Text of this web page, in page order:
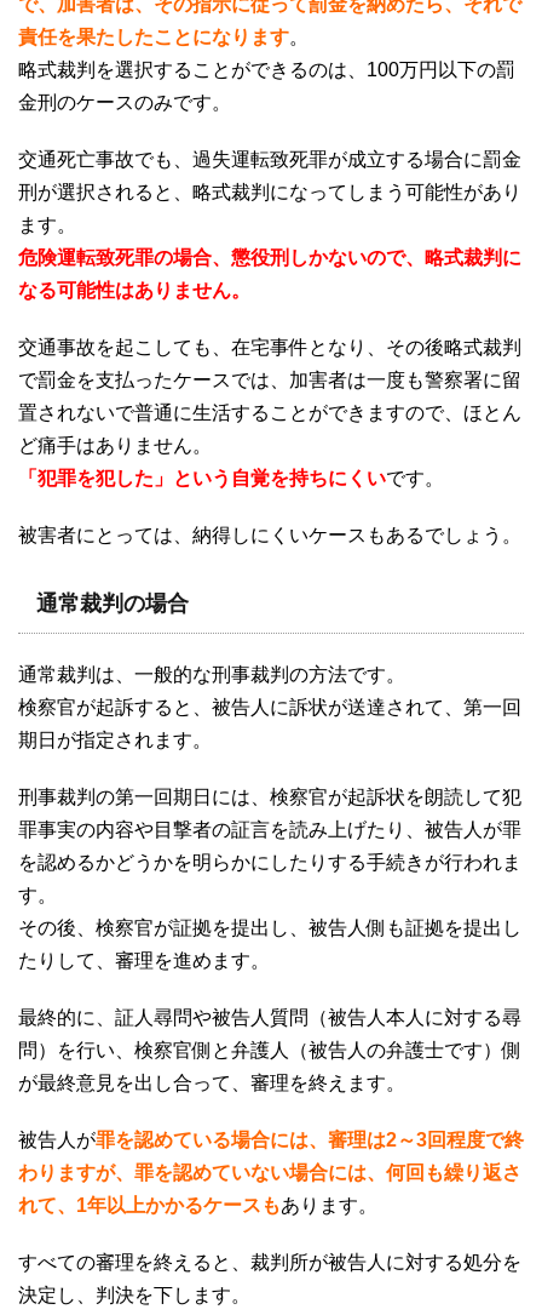
で、加害者は、その指示に従って罰金を納めたら、それで
責任を果たしたことになります。
略式裁判を選択することができるのは、 100万円以下の罰
金刑のケースのみです。
交通死亡事故でも、過失運転致死罪が成立する場合に罰金
刑が選択されると、略式裁判になってしまう可能性があり
ます。
危険運転致死罪の場合、懲役刑しかないので、略式裁判に
なる可能性はありません。
交通事故を起こしても、在宅事件となり、その後略式裁判
で罰金を支払ったケースでは、加害者は一度も警察署に留
置されないで普通に生活することができますので、ほとん
ど痛手はありません。
「犯罪を犯した」という自覚を持ちにくいです。
被害者にとっては、納得しにくいケースもあるでしょう。
通常裁判の場合
通常裁判は、一般的な刑事裁判の方法です。
検察官が起訴すると、被告人に訴状が送達されて、第一回
期日が指定されます。
刑事裁判の第一回期日には、検察官が起訴状を朗読して犯
罪事実の内容や目撃者の証言を読み上げたり、被告人が罪
を認めるかどうかを明らかにしたりする手続きが行われま
す。
その後、検察官が証拠を提出し、被告人側も証拠を提出し
たりして、審理を進めます。
最終的に、証人尋問や被告人質問（被告人本人に対する尋
問）を行い、検察官側と弁護人（被告人の弁護士です）側
が最終意見を出し合って、審理を終えます。
被告人が罪を認めている場合には、審理は2～3回程度で終
わりますが、罪を認めていない場合には、何回も繰り返さ
れて、1年以上かかるケースもあります。
すべての審理を終えると、裁判所が被告人に対する処分を
決定し、判決を下します。